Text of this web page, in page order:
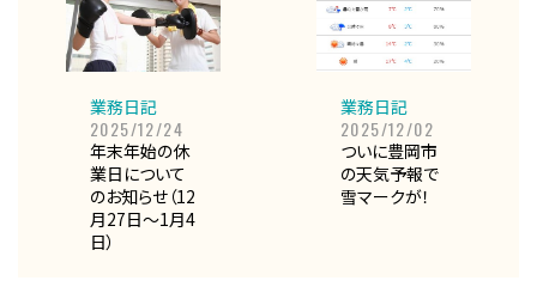
業務日記
2025/12/24
年末年始の休
業日について
のお知らせ（12
月27日～1月4
日）
業務日記
2025/12/02
ついに豊岡市
の天気予報で
雪マークが！